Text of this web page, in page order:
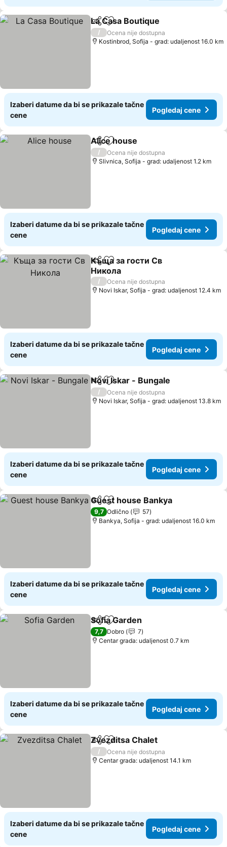
Deli Dodati u favorite
La Casa Boutique
/
Ocena nije dostupna
Kostinbrod, Sofija - grad: udaljenost 16.0 km
Izaberi datume da bi se prikazale tačne
cene
Pogledaj cene
Deli Dodati u favorite
Alice house
/
Ocena nije dostupna
Slivnica, Sofija - grad: udaljenost 1.2 km
Izaberi datume da bi se prikazale tačne
cene
Pogledaj cene
Deli Dodati u favorite
Къща за гости Св
Никола
/
Ocena nije dostupna
Novi Iskar, Sofija - grad: udaljenost 12.4 km
Izaberi datume da bi se prikazale tačne
cene
Pogledaj cene
Deli Dodati u favorite
Novi Iskar - Bungale
/
Ocena nije dostupna
Novi Iskar, Sofija - grad: udaljenost 13.8 km
Izaberi datume da bi se prikazale tačne
cene
Pogledaj cene
Deli Dodati u favorite
Guest house Bankya
9,7 Odlično
57
Bankya, Sofija - grad: udaljenost 16.0 km
Izaberi datume da bi se prikazale tačne
cene
Pogledaj cene
Deli Dodati u favorite
Sofia Garden
7,7 Dobro
7
Centar grada: udaljenost 0.7 km
Izaberi datume da bi se prikazale tačne
cene
Pogledaj cene
Deli Dodati u favorite
Zvezditsa Chalet
/
Ocena nije dostupna
Centar grada: udaljenost 14.1 km
Izaberi datume da bi se prikazale tačne
cene
Pogledaj cene